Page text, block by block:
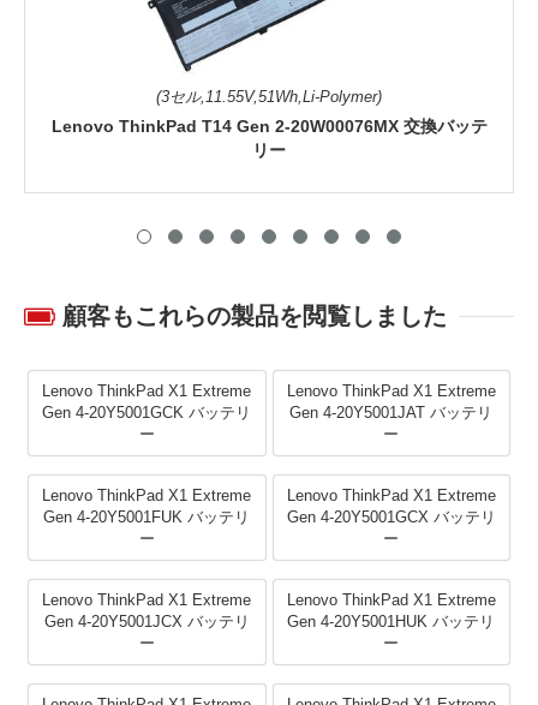
(3セル,11.55V,51Wh,Li-Polymer)
Lenovo ThinkPad T14 Gen 2-20W00076MX 交換バッテ
リー
顧客もこれらの製品を閲覧しました
Lenovo ThinkPad X1 Extreme
Gen 4-20Y5001GCK バッテリ
ー
Lenovo ThinkPad X1 Extreme
Gen 4-20Y5001JAT バッテリ
ー
Lenovo ThinkPad X1 Extreme
Gen 4-20Y5001FUK バッテリ
ー
Lenovo ThinkPad X1 Extreme
Gen 4-20Y5001GCX バッテリ
ー
Lenovo ThinkPad X1 Extreme
Gen 4-20Y5001JCX バッテリ
ー
Lenovo ThinkPad X1 Extreme
Gen 4-20Y5001HUK バッテリ
ー